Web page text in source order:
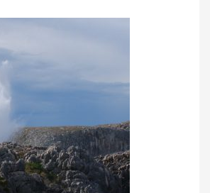
Cangas De Onís -